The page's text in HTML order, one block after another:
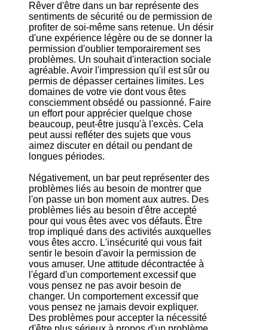
Rêver d'être dans un bar représente des
sentiments de sécurité ou de permission de
profiter de soi-même sans retenue. Un désir
d'une expérience légère ou de se donner la
permission d'oublier temporairement ses
problèmes. Un souhait d'interaction sociale
agréable. Avoir l'impression qu'il est sûr ou
permis de dépasser certaines limites. Les
domaines de votre vie dont vous êtes
consciemment obsédé ou passionné. Faire
un effort pour apprécier quelque chose
beaucoup, peut-être jusqu'à l'excès. Cela
peut aussi refléter des sujets que vous
aimez discuter en détail ou pendant de
longues périodes.
Négativement, un bar peut représenter des
problèmes liés au besoin de montrer que
l'on passe un bon moment aux autres. Des
problèmes liés au besoin d'être accepté
pour qui vous êtes avec vos défauts. Être
trop impliqué dans des activités auxquelles
vous êtes accro. L'insécurité qui vous fait
sentir le besoin d'avoir la permission de
vous amuser. Une attitude décontractée à
l'égard d'un comportement excessif que
vous pensez ne pas avoir besoin de
changer. Un comportement excessif que
vous pensez ne jamais devoir expliquer.
Des problèmes pour accepter la nécessité